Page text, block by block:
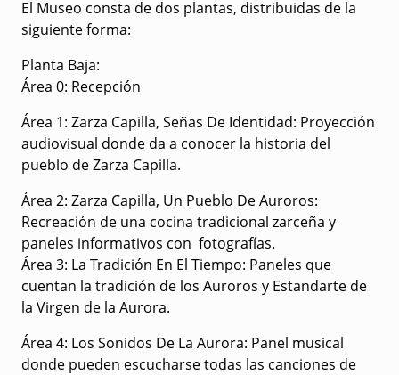
El Museo consta de dos plantas, distribuidas de la
siguiente forma:
Planta Baja:
Área 0: Recepción
Área 1: Zarza Capilla, Señas De Identidad: Proyección
audiovisual donde da a conocer la historia del
pueblo de Zarza Capilla.
Área 2: Zarza Capilla, Un Pueblo De Auroros:
Recreación de una cocina tradicional zarceña y
paneles informativos con fotografías.
Área 3: La Tradición En El Tiempo: Paneles que
cuentan la tradición de los Auroros y Estandarte de
la Virgen de la Aurora.
Área 4: Los Sonidos De La Aurora: Panel musical
donde pueden escucharse todas las canciones de